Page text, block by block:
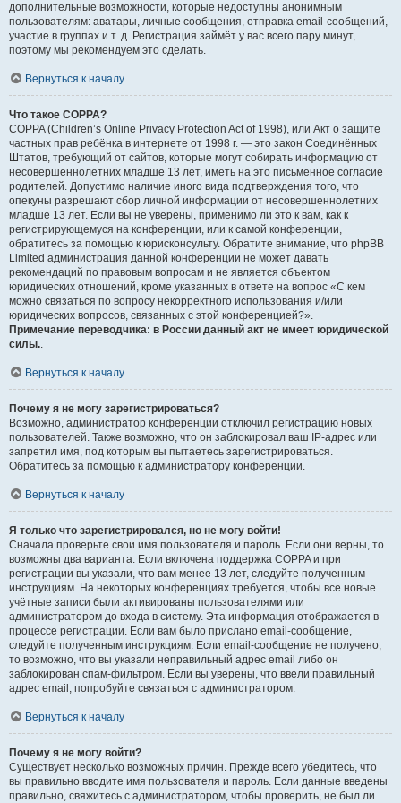
дополнительные возможности, которые недоступны анонимным
пользователям: аватары, личные сообщения, отправка email-сообщений,
участие в группах и т. д. Регистрация займёт у вас всего пару минут,
поэтому мы рекомендуем это сделать.
Вернуться к началу
Что такое COPPA?
COPPA (Children’s Online Privacy Protection Act of 1998), или Акт о защите
частных прав ребёнка в интернете от 1998 г. — это закон Соединённых
Штатов, требующий от сайтов, которые могут собирать информацию от
несовершеннолетних младше 13 лет, иметь на это письменное согласие
родителей. Допустимо наличие иного вида подтверждения того, что
опекуны разрешают сбор личной информации от несовершеннолетних
младше 13 лет. Если вы не уверены, применимо ли это к вам, как к
регистрирующемуся на конференции, или к самой конференции,
обратитесь за помощью к юрисконсульту. Обратите внимание, что phpBB
Limited администрация данной конференции не может давать
рекомендаций по правовым вопросам и не является объектом
юридических отношений, кроме указанных в ответе на вопрос «С кем
можно связаться по вопросу некорректного использования и/или
юридических вопросов, связанных с этой конференцией?».
Примечание переводчика: в России данный акт не имеет юридической
силы..
Вернуться к началу
Почему я не могу зарегистрироваться?
Возможно, администратор конференции отключил регистрацию новых
пользователей. Также возможно, что он заблокировал ваш IP-адрес или
запретил имя, под которым вы пытаетесь зарегистрироваться.
Обратитесь за помощью к администратору конференции.
Вернуться к началу
Я только что зарегистрировался, но не могу войти!
Сначала проверьте свои имя пользователя и пароль. Если они верны, то
возможны два варианта. Если включена поддержка COPPA и при
регистрации вы указали, что вам менее 13 лет, следуйте полученным
инструкциям. На некоторых конференциях требуется, чтобы все новые
учётные записи были активированы пользователями или
администратором до входа в систему. Эта информация отображается в
процессе регистрации. Если вам было прислано email-сообщение,
следуйте полученным инструкциям. Если email-сообщение не получено,
то возможно, что вы указали неправильный адрес email либо он
заблокирован спам-фильтром. Если вы уверены, что ввели правильный
адрес email, попробуйте связаться с администратором.
Вернуться к началу
Почему я не могу войти?
Существует несколько возможных причин. Прежде всего убедитесь, что
вы правильно вводите имя пользователя и пароль. Если данные введены
правильно, свяжитесь с администратором, чтобы проверить, не был ли